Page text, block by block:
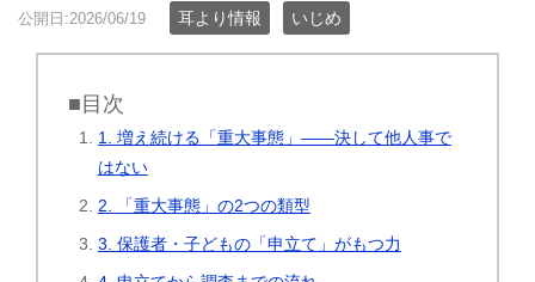
公開日:2026/06/19 耳より情報 いじめ
■目次
1. 増え続ける「重大事態」――決して他人事で
はない
2. 「重大事態」の2つの類型
3. 保護者・子どもの「申立て」がもつ力